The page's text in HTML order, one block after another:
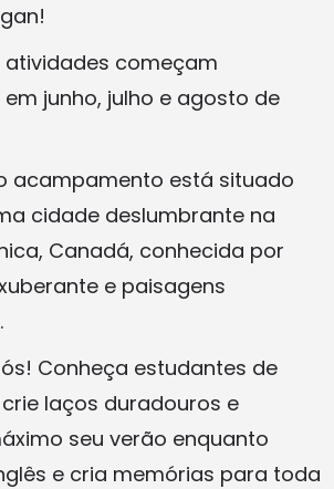
atividades começam
junho, julho e agosto de
acampamento está situado
cidade deslumbrante na
Canadá, conhecida por
e paisagens
Conheça estudantes de
laços duradouros e
seu verão enquanto
e cria memórias para toda